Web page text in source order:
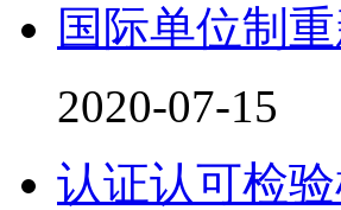
国际单位制
2020-07-15
认证认可检